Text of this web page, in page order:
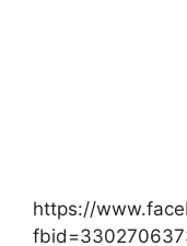
https://
Mai 2020